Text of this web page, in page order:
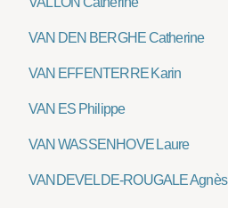
VAN DEN BERGHE Catherine
VAN EFFENTERRE Karin
VAN ES Philippe
VAN WASSENHOVE Laure
VANDEVELDE-ROUGALE Agnès